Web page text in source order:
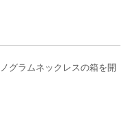
グラムネックレスの箱を開